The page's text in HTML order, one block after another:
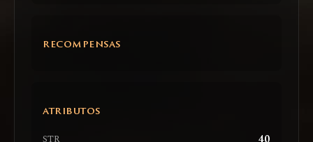
RECOMPENSAS
ATRIBUTOS